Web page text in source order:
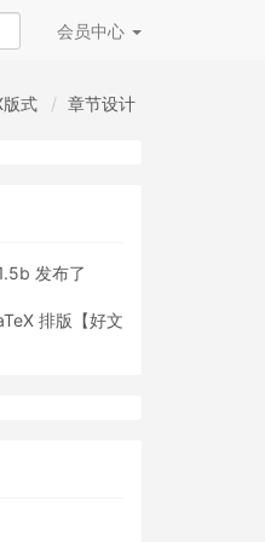
会员中心
版式 章节设计
发布了
排版【好文